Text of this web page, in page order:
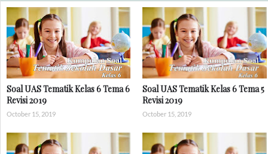
Soal UAS Tematik Kelas 6 Tema 6
Revisi 2019
October 15, 2019
Soal UAS Tematik Kelas 6 Tema 5
Revisi 2019
October 15, 2019